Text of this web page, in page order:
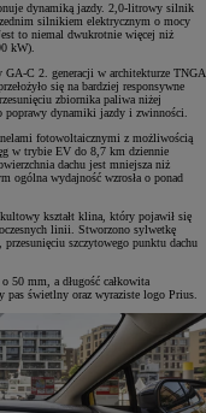
dynamiką jazdy. 2,0-litrowy silnik
silnikiem elektrycznym o mocy
to niemal dwukrotnie więcej niż
kW).
GA-C 2. generacji w architekturze TNGA
się na bardziej responsywne
zbiornika paliwa niżej
poprawy dynamiki jazdy i zwinności.
fotowoltaicznymi z możliwością
w trybie EV do 8,7 km dziennie
dachu jest mniejsza niż
ogólna wydajność wzrosła o ponad
kultowy kształt klina, który pojawił się
linii. Stworzono sylwetkę
szczytowego punktu dachu
50 mm, a długość całkowita
pas świetlny oraz wyraziste logo Prius.